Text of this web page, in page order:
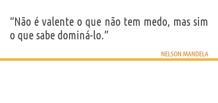
“Não é valente o que não tem medo, mas sim
o que sabe dominá-lo.”
NELSON MANDELA